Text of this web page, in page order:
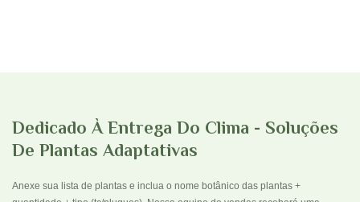
Dedicado À Entrega Do Clima - Soluções
De Plantas Adaptativas
Anexe sua lista de plantas e inclua o nome botânico das plantas +